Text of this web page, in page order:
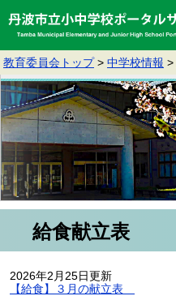
教育委員会トップ > 中学校情報 >
給食献立表
2026年2月25日更新
【給食】３月の献立表